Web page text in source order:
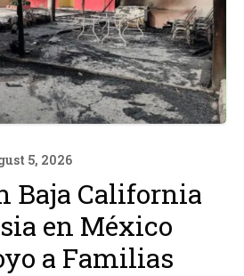
5, 2026
Baja California
en México
a Familias